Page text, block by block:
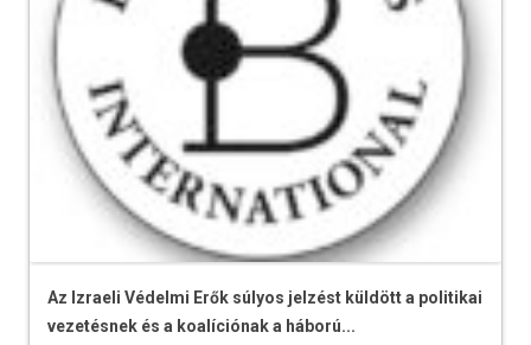
Az Izraeli Védelmi Erők súlyos jelzést küldött a politikai
vezetésnek és a koalíciónak a háború...